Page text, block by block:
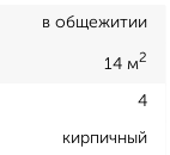
в общежитии
14 м2
4
кирпичный